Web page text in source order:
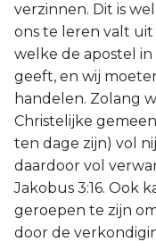
verzinnen. Dit is
ons te leren valt
welke de apostel in
geeft, en wij
handelen. Zolang
Christelijke
ten dage zijn) vol
daardoor vol
Jakobus 3:16. Ook
geroepen te zijn
door de